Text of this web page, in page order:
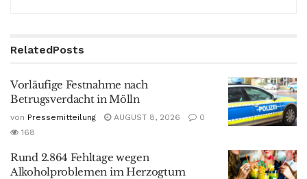
RelatedPosts
Vorläufige Festnahme nach
Betrugsverdacht in Mölln
von Pressemitteilung AUGUST 8, 2026
0
168
Rund 2.864 Fehltage wegen
Alkoholproblemen im Herzogtum